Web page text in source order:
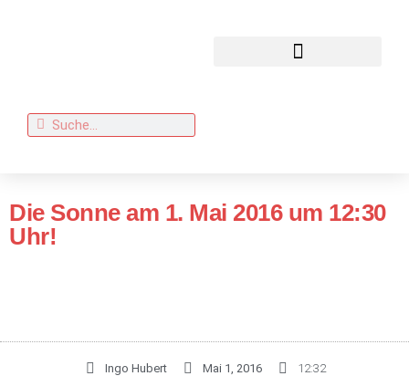
Die Sonne am 1. Mai 2016 um 12:30
Uhr!
Ingo Hubert Mai 1, 2016 12:32